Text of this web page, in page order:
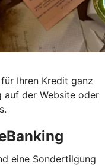
Ihren Kredit ganz
auf der Website oder
eine Sondertilgung